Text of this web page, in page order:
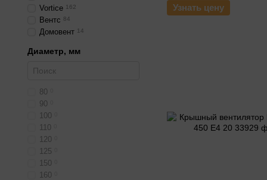
Узнать цену
Vortice 162
Вентс 84
Домовент 14
Диаметр, мм
80
90
100
110
120
125
150
160